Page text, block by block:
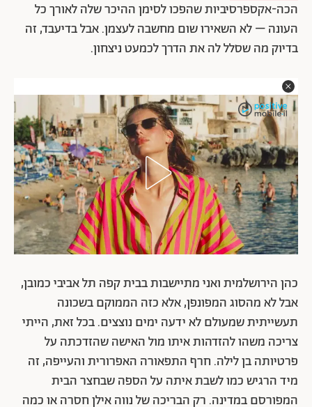
הכה-אקספרסיביות שהפכו לסימן ההיכר שלה לאורך כל
העונה – לא השאירו שום מחשבה לעצמן. אבל בדיעבד, זה
בדיוק מה שסלל לה את הדרך לכמעט ניצחון.
כהן הירושלמית ואני מתיישבות בבית קפה תל אביבי כמובן,
אבל לא מהסוג המפונפן, אלא כזה הממוקם בשכונה
תעשייתית שמעולם לא ידעה ימים נוצצים. בכל זאת, הייתי
צריכה משהו להזדהות איתו מול האישה שהזדכתה על
פרטיותה בן לילה. חרף התפאורה האפרורית והעייפה, זה
מיד הרגיש כמו לשבת איתה על הספה שבחצר הבית
המפורסם במדינה. רק הבריכה של נווה אילן חסרה או כמה